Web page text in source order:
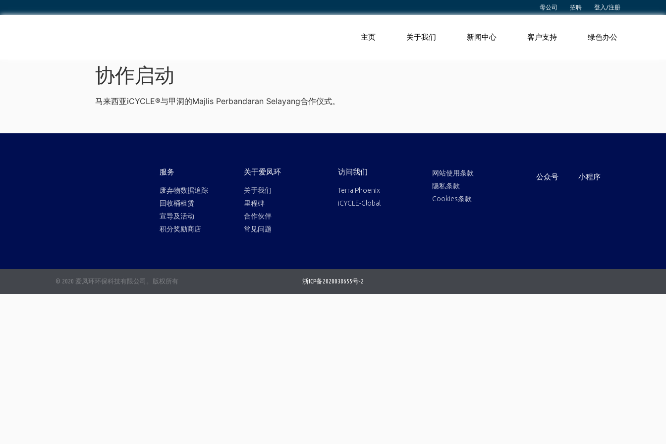
母公司 招聘 登入/注册
主页 关于我们 新闻中心 客户支持 绿色办公
协作启动
马来西亚iCYCLE®与甲洞的Majlis Perbandaran Selayang合作仪式。
服务
废弃物数据追踪
回收桶租赁
宣导及活动
积分奖励商店
关于爱凤环
关于我们
里程碑
合作伙伴
常见问题
访问我们
Terra Phoenix
iCYCLE-Global
网站使用条款
隐私条款
Cookies条款
公众号 小程序
© 2020 爱凤环环保科技有限公司。版权所有 浙ICP备2020038655号-2